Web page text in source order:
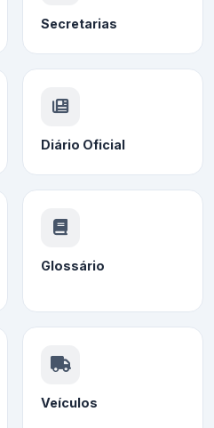
Secretarias
Diário Oficial
Glossário
Veículos